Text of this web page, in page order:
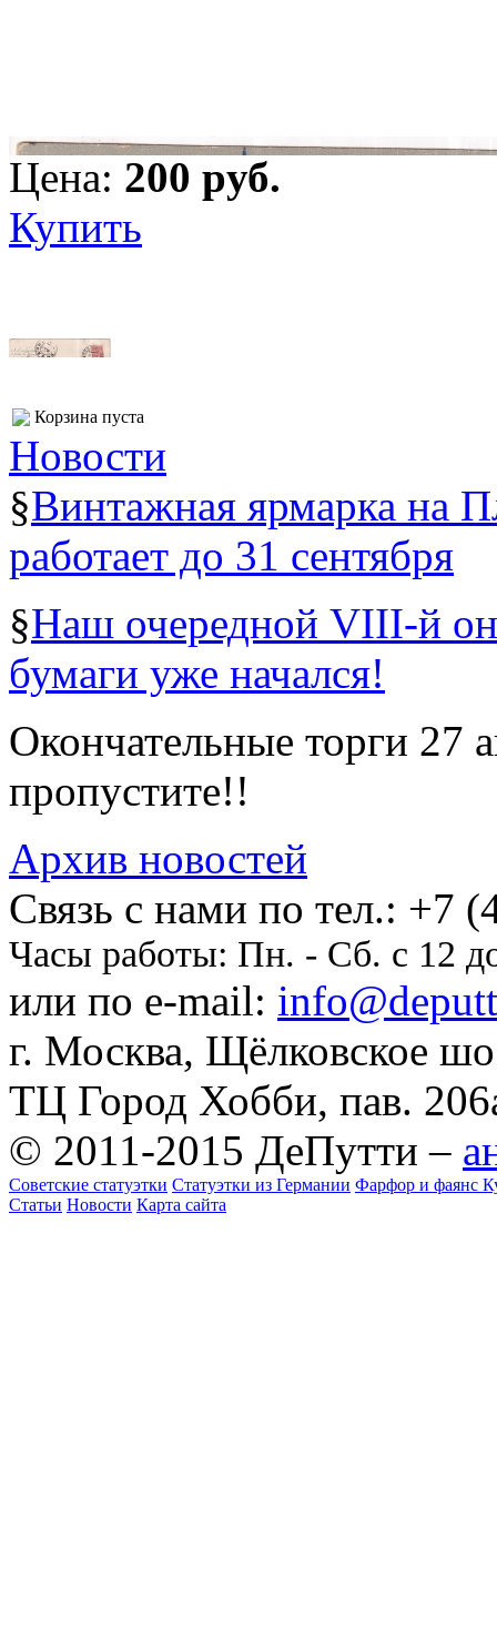
Цена: 200 pуб.
Купить
Корзина пуста
Новости
§Винтажная ярмарка на
работает до 31 сентября
§Наш очередной VIII-й
бумаги уже начался!
Окончательные торги 27
пропустите!!
Архив новостей
Cвязь с нами по тел.: +7
Часы работы: Пн. - Сб. с 12
или по e-mail:
г. Москва, Щёлковское
ТЦ Город Хобби, пав.
© 2011-2015 ДеПутти –
Советские статуэтки Статуэтки из Германии Фарфор и фаянс
Статьи Новости Карта сайта